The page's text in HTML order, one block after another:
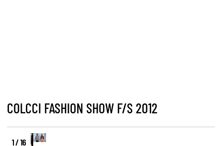
COLCCI FASHION SHOW F/S 2012
1 / 16